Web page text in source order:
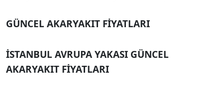
GÜNCEL AKARYAKIT FİYATLARI
İSTANBUL AVRUPA YAKASI GÜNCEL
AKARYAKIT FİYATLARI